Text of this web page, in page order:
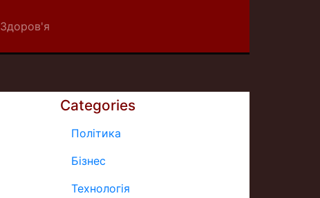
Здоров'я
Categories
Політика
Бізнес
Технологія